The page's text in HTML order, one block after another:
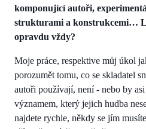
komponující autoři,
strukturami a konstrukcemi…
opravdu vždy?
Moje práce, respektive můj úkol
porozumět tomu, co se skladatel
autoři používají, není - nebo by
významem, který jejich hudba
najdete rychle, někdy se jím